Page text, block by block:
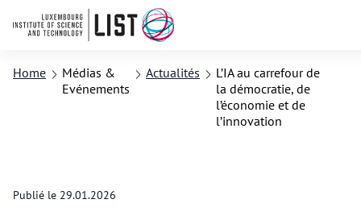
Home
Médias &
Evénements
Actualités
L’IA au carrefour de
la démocratie, de
l’économie et de
l’innovation
Publié le 29.01.2026